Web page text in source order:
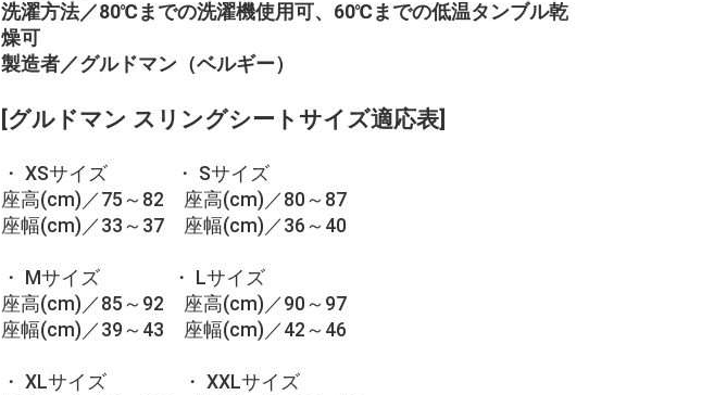
洗濯方法／80℃までの洗濯機使用可、60℃までの低温タンブル乾
燥可
製造者／グルドマン（ベルギー）
[グルドマン スリングシートサイズ適応表]
・ XSサイズ ・ Sサイズ
座高(cm)／75～82 座高(cm)／80～87
座幅(cm)／33～37 座幅(cm)／36～40
・ Mサイズ ・ Lサイズ
座高(cm)／85～92 座高(cm)／90～97
座幅(cm)／39～43 座幅(cm)／42～46
・ XLサイズ ・ XXLサイズ